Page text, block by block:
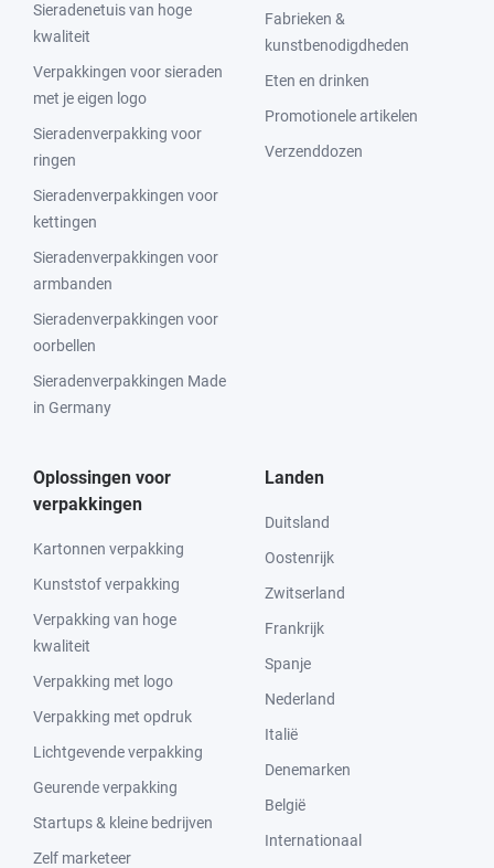
Sieradenetuis van hoge
kwaliteit
Verpakkingen voor sieraden
met je eigen logo
Sieradenverpakking voor
ringen
Sieradenverpakkingen voor
kettingen
Sieradenverpakkingen voor
armbanden
Sieradenverpakkingen voor
oorbellen
Sieradenverpakkingen Made
in Germany
Fabrieken &
kunstbenodigdheden
Eten en drinken
Promotionele artikelen
Verzenddozen
Oplossingen voor
verpakkingen
Kartonnen verpakking
Kunststof verpakking
Verpakking van hoge
kwaliteit
Verpakking met logo
Verpakking met opdruk
Lichtgevende verpakking
Geurende verpakking
Startups & kleine bedrijven
Zelf marketeer
Landen
Duitsland
Oostenrijk
Zwitserland
Frankrijk
Spanje
Nederland
Italië
Denemarken
België
Internationaal